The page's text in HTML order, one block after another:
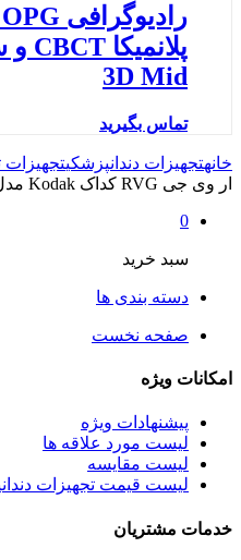
3D Mid
تماس بگیرید
خانهتجهیزات دندانپزشکیتجهیزات
ار وی جی RVG کداک Kodak مدل 6200
0
سبد خرید
دسته بندی ها
صفحه نخست
امکانات ویژه
پیشنهادات ویژه
لیست مورد علاقه ها
لیست مقایسه
لیست قیمت تجهیزات
خدمات مشتریان